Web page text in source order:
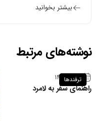
بیشتر بخوانید
نوشته‌های مرتبط
۹ تیر ۱۴۰۵
راهنمای سفر به لامرد
ترفندها